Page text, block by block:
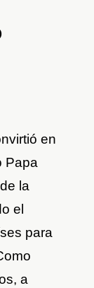
en
Papa
la
el
para
a